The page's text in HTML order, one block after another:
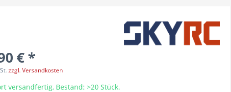
€ *
zzgl. Versandkosten
versandfertig, Bestand: >20 Stück.